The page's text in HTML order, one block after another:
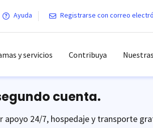
Ayuda Registrarse con correo
y servicios Contribuya
cuenta.
apoyo 24/7, hospedaje y transporte